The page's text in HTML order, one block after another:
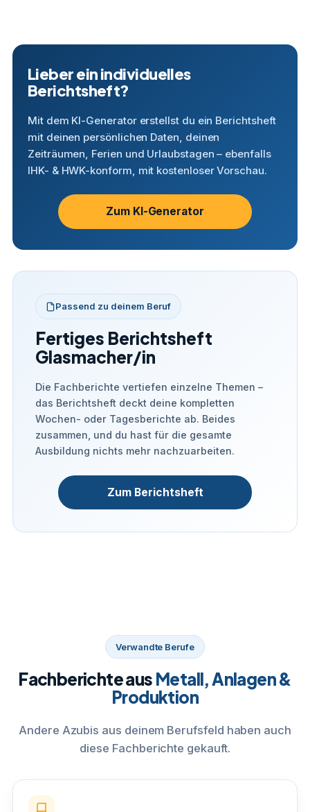
Lieber ein individuelles
Berichtsheft?
Mit dem KI-Generator erstellst du ein Berichtsheft
mit deinen persönlichen Daten, deinen
Zeiträumen, Ferien und Urlaubstagen – ebenfalls
IHK- & HWK-konform, mit kostenloser Vorschau.
Zum KI-Generator
Passend zu deinem Beruf
Fertiges Berichtsheft
Glasmacher/in
Die Fachberichte vertiefen einzelne Themen –
das Berichtsheft deckt deine kompletten
Wochen- oder Tagesberichte ab. Beides
zusammen, und du hast für die gesamte
Ausbildung nichts mehr nachzuarbeiten.
Zum Berichtsheft
Verwandte Berufe
Fachberichte aus Metall, Anlagen &
Produktion
Andere Azubis aus deinem Berufsfeld haben auch
diese Fachberichte gekauft.